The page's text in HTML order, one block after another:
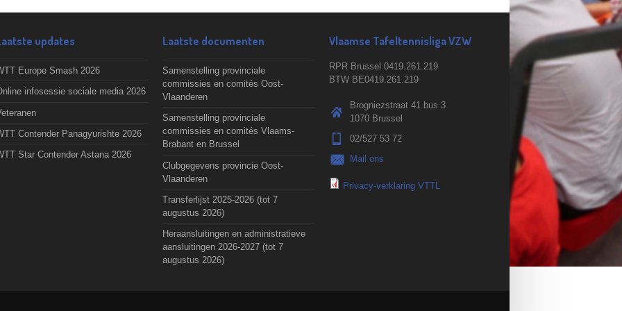
updates
Europe Smash 2026
infosessie sociale media 2026
Contender Panagyurishte 2026
Star Contender Astana 2026
Laatste documenten
Samenstelling provinciale
commissies en comités Oost-
Vlaanderen
Samenstelling provinciale
commissies en comités Vlaams-
Brabant en Brussel
Clubgegevens provincie Oost-
Vlaanderen
Transferlijst 2025-2026 (tot 7
augustus 2026)
Heraansluitingen en administratieve
aansluitingen 2026-2027 (tot 7
augustus 2026)
Vlaamse Tafeltennisliga VZW
RPR Brussel 0419.261.219
BTW BE0419.261.219
Brogniezstraat 41 bus 3
1070 Brussel
02/527 53 72
Mail ons
Privacy-verklaring VTTL